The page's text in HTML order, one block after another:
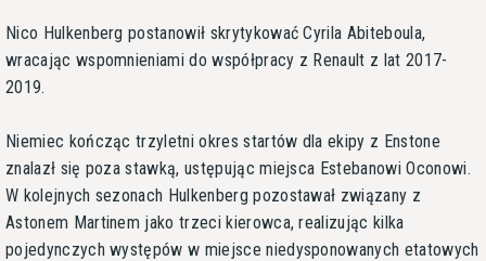
Nico Hulkenberg postanowił skrytykować Cyrila Abiteboula,
wracając wspomnieniami do współpracy z Renault z lat 2017-
2019.
Niemiec kończąc trzyletni okres startów dla ekipy z Enstone
znalazł się poza stawką, ustępując miejsca Estebanowi Oconowi.
W kolejnych sezonach Hulkenberg pozostawał związany z
Astonem Martinem jako trzeci kierowca, realizując kilka
pojedynczych występów w miejsce niedysponowanych etatowych